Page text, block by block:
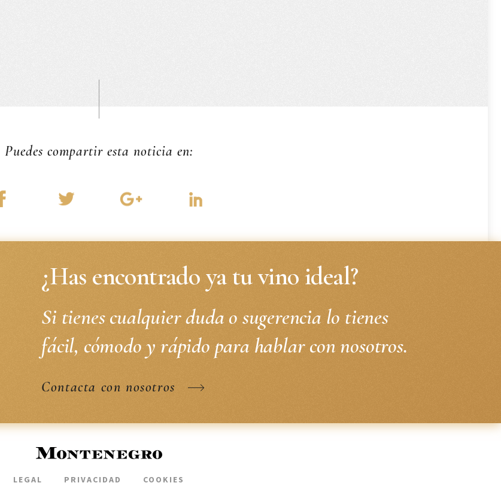
Puedes compartir esta noticia en:
¿Has encontrado ya tu vino ideal?
Si tienes cualquier duda o sugerencia lo tienes
fácil, cómodo y rápido para hablar con nosotros.
Contacta con nosotros
LEGAL PRIVACIDAD COOKIES